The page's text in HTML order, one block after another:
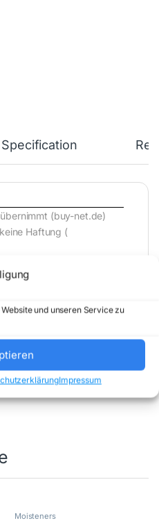
und unseren Service zu
Impressum
Specification
(buy-net.de)
Haftung (
BROTHER
Moisteners